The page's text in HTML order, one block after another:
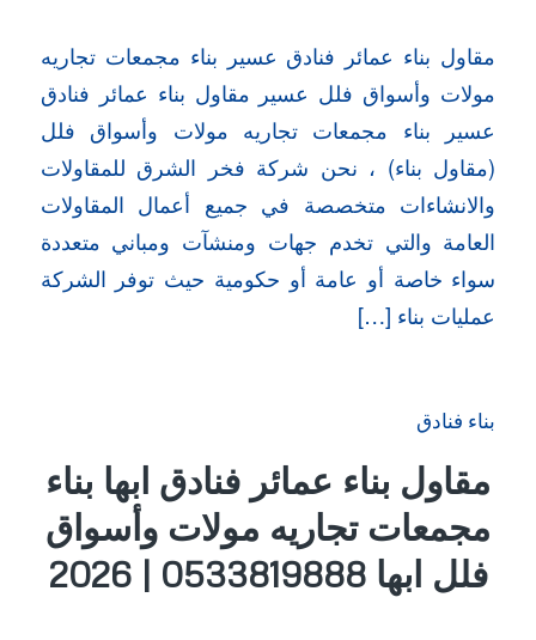
مقاول بناء عمائر فنادق عسير بناء مجمعات تجاريه
مولات وأسواق فلل عسير مقاول بناء عمائر فنادق
عسير بناء مجمعات تجاريه مولات وأسواق فلل
(مقاول بناء) ، نحن شركة فخر الشرق للمقاولات
والانشاءات متخصصة في جميع أعمال المقاولات
العامة والتي تخدم جهات ومنشآت ومباني متعددة
سواء خاصة أو عامة أو حكومية حيث توفر الشركة
عمليات بناء […]
بناء فنادق
مقاول بناء عمائر فنادق ابها بناء
مجمعات تجاريه مولات وأسواق
فلل ابها 0533819888 | 2026